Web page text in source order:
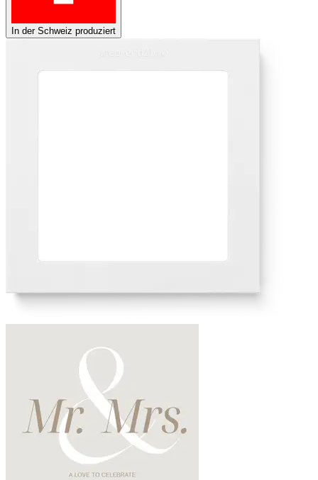
In der Schweiz produziert